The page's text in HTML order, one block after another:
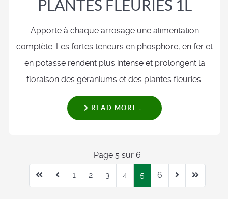
PLANTES FLEURIES 1L
Apporte à chaque arrosage une alimentation
complète. Les fortes teneurs en phosphore, en fer et
en potasse rendent plus intense et prolongent la
floraison des géraniums et des plantes fleuries.
READ MORE …
Page 5 sur 6
1 2 3 4 5 6